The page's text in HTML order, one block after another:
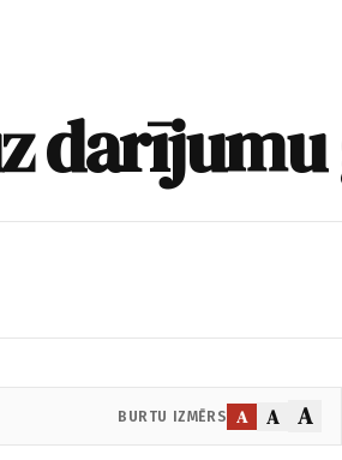
darījumu
BURTU IZMĒRS A A A